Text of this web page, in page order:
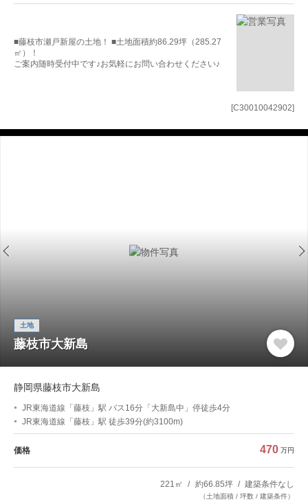
[C30010042902]
■藤枝市瀬戸新屋の土地！ ■土地面積約86.29坪（285.27
㎡）！
ご案内随時受付中です♪お気軽にお問い合わせください♪
土地
藤枝市大新島
静岡県藤枝市大新島
JR東海道線「藤枝」駅 バス16分「大新島中」停徒歩4分
JR東海道線「藤枝」駅 徒歩39分(約3100m)
価格 470 万円
221㎡ 約66.85坪 建築条件なし
（土地面積 / 坪数 / 建築条件）